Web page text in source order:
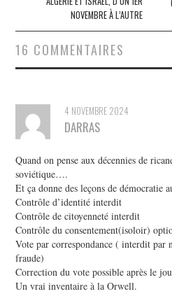
NOVEMBRE À L’AUTRE
16 COMMENTAIRES
4 NOVEMBRE 2024
DARRAS
Quand on pense aux décennies de
soviétique….
Et ça donne des leçons de démocratie
Contrôle d’identité interdit
Contrôle de citoyenneté interdit
Contrôle du consentement(isoloir)
Vote par correspondance ( interdit
fraude)
Correction du vote possible après le
Un vrai inventaire à la Orwell.